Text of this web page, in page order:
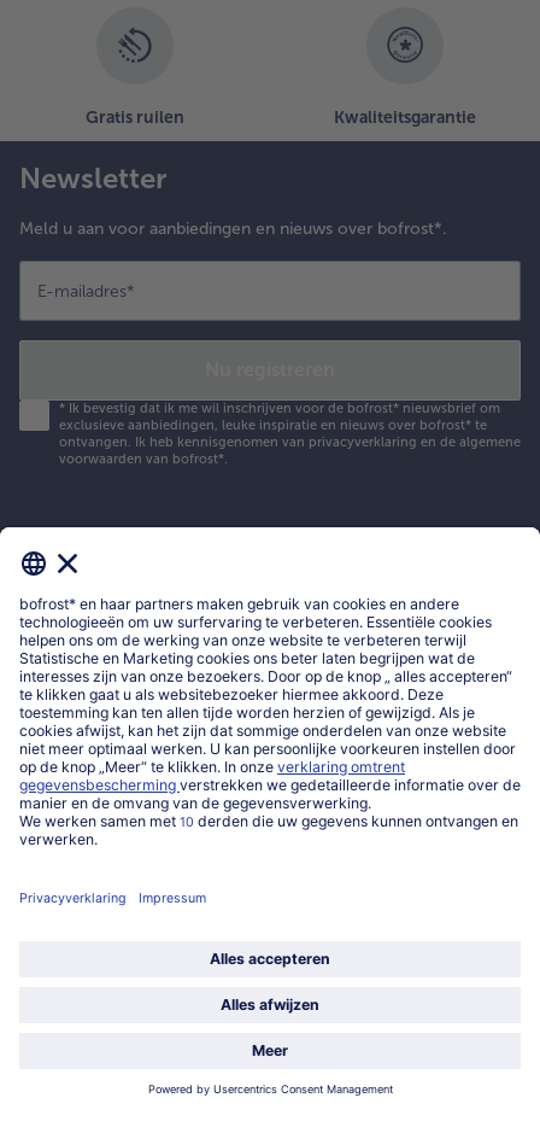
Gratis ruilen Kwaliteitsgarantie
Newsletter
Meld u aan voor aanbiedingen en nieuws over bofrost*.
E-mailadres*
* Ik bevestig dat ik me wil inschrijven voor de bofrost* nieuwsbrief om
exclusieve aanbiedingen, leuke inspiratie en nieuws over bofrost* te
ontvangen. Ik heb kennisgenomen van privacyverklaring en de algemene
voorwaarden van bofrost*.
Mijn bofrost*
www.bofrost.be
service@bofrost.be
016 98 1919
Ma-Vrij: 9u - 19u en Za.: 9u - 13u
Service
Over ons
Categorieën